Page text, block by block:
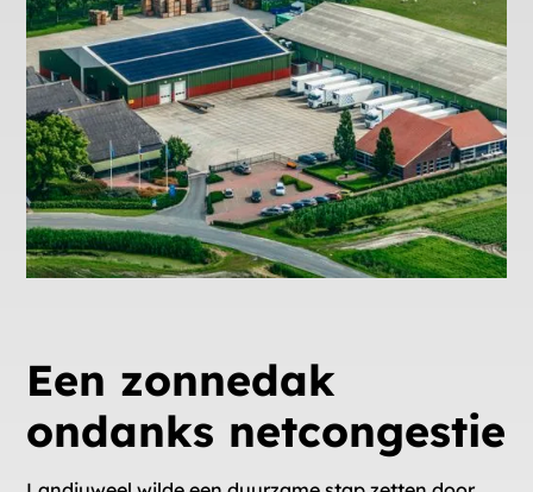
Een zonnedak
ondanks netcongestie